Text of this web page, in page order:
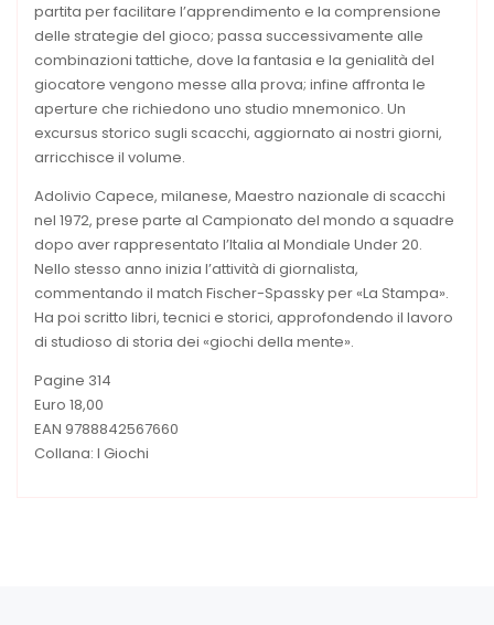
partita per facilitare l’apprendimento e la comprensione
delle strategie del gioco; passa successivamente alle
combinazioni tattiche, dove la fantasia e la genialità del
giocatore vengono messe alla prova; infine affronta le
aperture che richiedono uno studio mnemonico. Un
excursus storico sugli scacchi, aggiornato ai nostri giorni,
arricchisce il volume.
Adolivio Capece, milanese, Maestro nazionale di scacchi
nel 1972, prese parte al Campionato del mondo a squadre
dopo aver rappresentato l’Italia al Mondiale Under 20.
Nello stesso anno inizia l’attività di giornalista,
commentando il match Fischer-Spassky per «La Stampa».
Ha poi scritto libri, tecnici e storici, approfondendo il lavoro
di studioso di storia dei «giochi della mente».
Pagine 314
Euro 18,00
EAN 9788842567660
Collana: I Giochi